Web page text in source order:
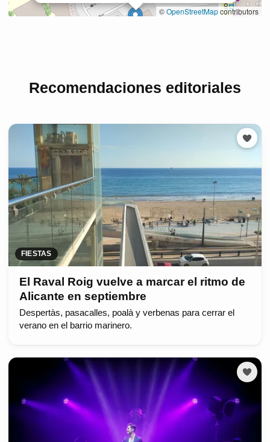
Recomendaciones editoriales
FIESTAS
El Raval Roig vuelve a marcar el ritmo de
Alicante en septiembre
Despertàs, pasacalles, poalà y verbenas para cerrar el
verano en el barrio marinero.